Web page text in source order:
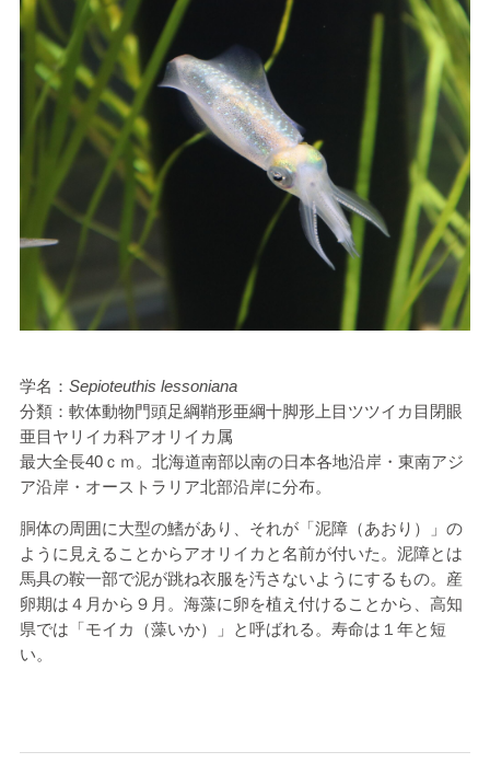
学名： Sepioteuthis lessoniana
分類：軟体動物門頭足綱鞘形亜綱十脚形上目ツツイカ目閉眼
亜目ヤリイカ科アオリイカ属
最大全長40ｃｍ。北海道南部以南の日本各地沿岸・東南アジ
ア沿岸・オーストラリア北部沿岸に分布。
胴体の周囲に大型の鰭があり、それが「泥障（あおり）」の
ように見えることからアオリイカと名前が付いた。泥障とは
馬具の鞍一部で泥が跳ね衣服を汚さないようにするもの。産
卵期は４月から９月。海藻に卵を植え付けることから、高知
県では「モイカ（藻いか）」と呼ばれる。寿命は１年と短
い。